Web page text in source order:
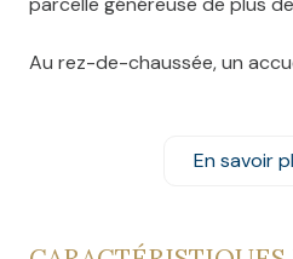
Au rez-de-chaussée, un
astucieusement agencée
complète cet espace
En savoir